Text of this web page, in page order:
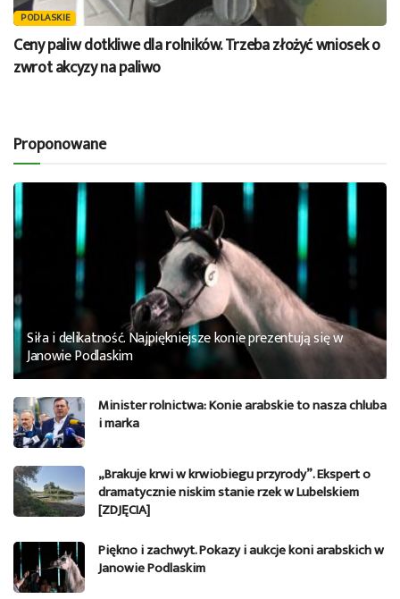
PODLASKIE
Ceny paliw dotkliwe dla rolników. Trzeba złożyć wniosek o
zwrot akcyzy na paliwo
Proponowane
Siła i delikatność. Najpiękniejsze konie prezentują się w
Janowie Podlaskim
Minister rolnictwa: Konie arabskie to nasza chluba
i marka
„Brakuje krwi w krwiobiegu przyrody”. Ekspert o
dramatycznie niskim stanie rzek w Lubelskiem
[ZDJĘCIA]
Piękno i zachwyt. Pokazy i aukcje koni arabskich w
Janowie Podlaskim